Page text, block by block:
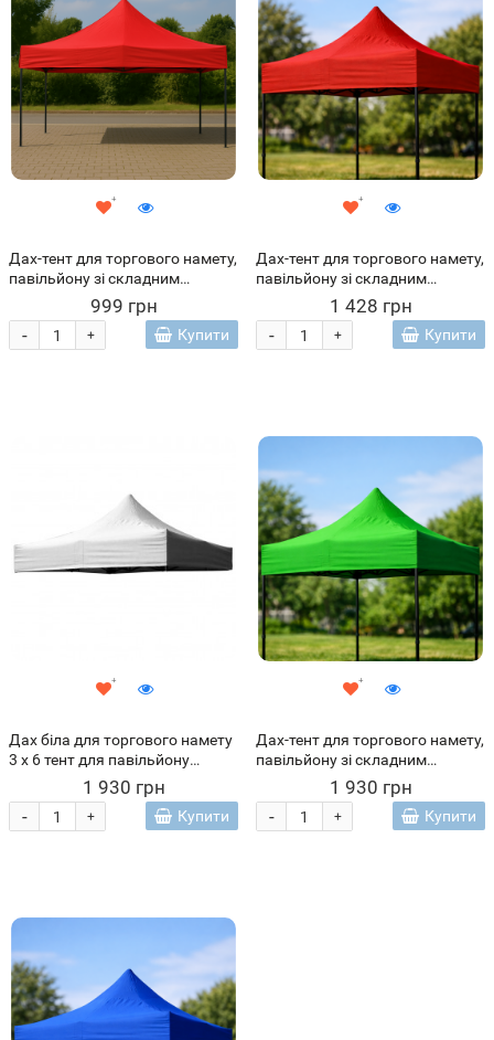
Дах-тент для торгового намету,
павільйону зі складним
каркасом 2х3 м Червоний
(ARSH)
999 грн
+
- Купити
Дах-тент для торгового намету,
павільйону зі складним
каркасом 3х6 м Червоний
1 428 грн
+
- Купити
Дах біла для торгового намету
3 х 6 тент для павільйону
1 930 грн
+
- Купити
Дах-тент для торгового намету,
павільйону зі складним
каркасом 3х6 м Зелений
(ARSH)
1 930 грн
+
- Купити